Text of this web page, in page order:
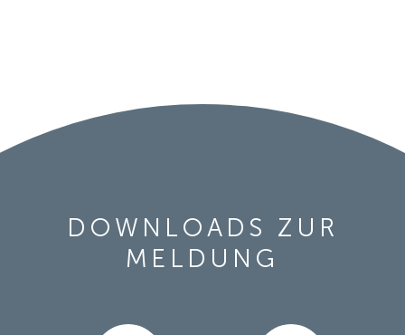
DOWNLOADS ZUR
MELDUNG